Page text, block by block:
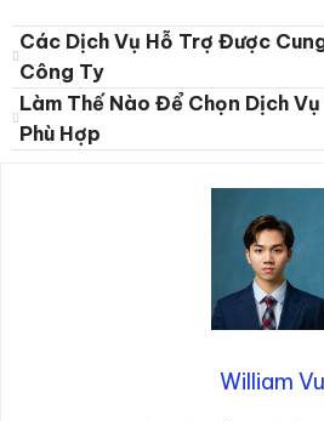
Các Dịch Vụ Hỗ Trợ Được
Công Ty
Làm Thế Nào Để Chọn Dịch
Phù Hợp
William Vu